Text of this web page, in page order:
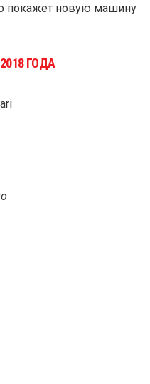
покажет новую машину
ГОДА